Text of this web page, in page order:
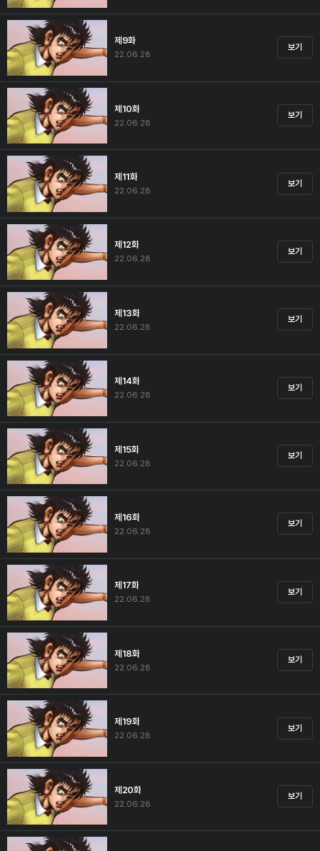
제9화
22.06.28
보기
제10화
22.06.28
보기
제11화
22.06.28
보기
제12화
22.06.28
보기
제13화
22.06.28
보기
제14화
22.06.28
보기
제15화
22.06.28
보기
제16화
22.06.28
보기
제17화
22.06.28
보기
제18화
22.06.28
보기
제19화
22.06.28
보기
제20화
22.06.28
보기